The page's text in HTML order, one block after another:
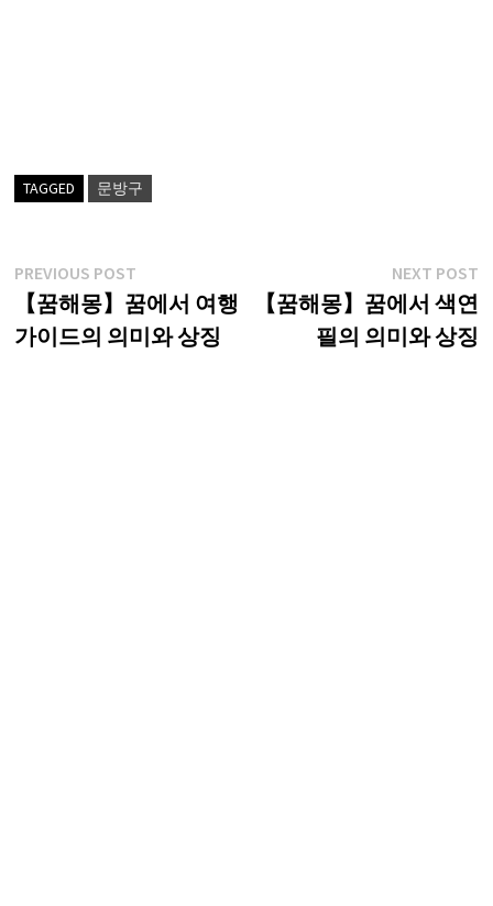
TAGGED 문방구
글
탐
색
PREVIOUS POSTPrevious
post:
【꿈해몽】꿈에서 여행
가이드의 의미와 상징
NEXT POST
【꿈해몽】꿈에서 색연
필의 의미와 상징